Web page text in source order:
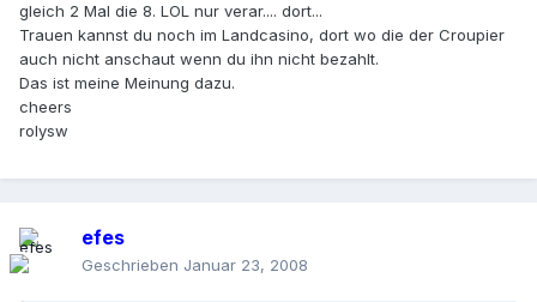
gleich 2 Mal die 8. LOL nur verar.... dort...
Trauen kannst du noch im Landcasino, dort wo die der Croupier
auch nicht anschaut wenn du ihn nicht bezahlt.
Das ist meine Meinung dazu.
cheers
rolysw
efes
Geschrieben Januar 23, 2008